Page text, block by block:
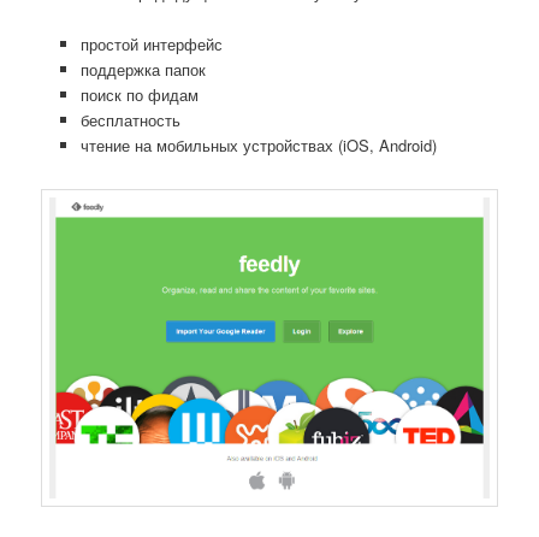
простой интерфейс
поддержка папок
поиск по фидам
бесплатность
чтение на мобильных устройствах (iOS, Android)